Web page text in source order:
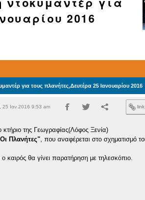
2016
για τους πλανήτες,Δευτέρα 25 Ιανουαρίου 2016
25 Ιαν 2016 9:53 am
κτήριο της Γεωγραφίας(Λόφος Ξενία)
Πλανήτες" , που αναφέρεται στο σχηματισμό
καιρός θα γίνει παρατήρηση με τηλεσκόπιο.